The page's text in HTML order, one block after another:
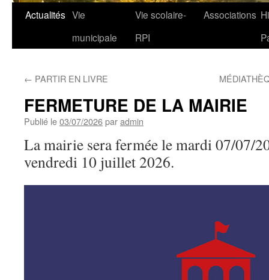
Aller
Actualités Vie
municipale
Vie scolaire-
RPI
Associations
← PARTIR EN LIVRE
FERMETURE DE LA MAIRIE
Publié le03/07/2026paradmin
La mairie sera fermée le mardi 07/07/
vendredi 10 juillet 2026.